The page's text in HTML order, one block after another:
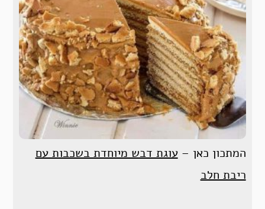
המתכון כאן –עוגת דבש מיוחדת בשכבות עם
ריבת חלב